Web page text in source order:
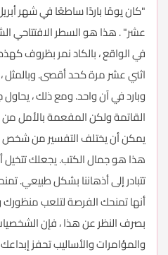
"كان يومًا باردًا ساطعًا في شهر
عشر" . هذا هو السطر الافتتاحي
في الواقع ، بالكاد نمر بظروف
اثني عشر مرة كحد أقصى. وبالمثل
وبارد في آن واحد. ومع ذلك ، يحاول
القاتمة ولكن المفعمة بالأمل من
يمكن أن يختلف التفسير من شخص
هذا هو جمال الكتب. يجعلك تتخيل
تتبادر إلى أذهاننا بشكل طبيعي.
أنها تمنحك الفرصة لتلعب منظورك
بصرف النظر عن هذا ، فإن
والمؤامرات والأساليب تحفز